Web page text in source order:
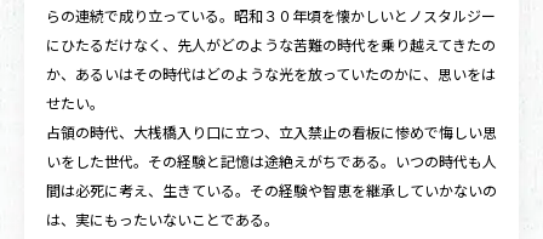
らの連続で成り立っている。昭和３０年頃を懐かしいとノスタルジー
にひたるだけなく、先人がどのような苦難の時代を乗り越えてきたの
か、あるいはその時代はどのような光を放っていたのかに、思いをは
せたい。
占領の時代、大桟橋入り口に立つ、立入禁止の看板に惨めで悔しい思
いをした世代。その経験と記憶は途絶えがちである。いつの時代も人
間は必死に考え、生きている。その経験や智恵を継承していかないの
は、実にもったいないことである。